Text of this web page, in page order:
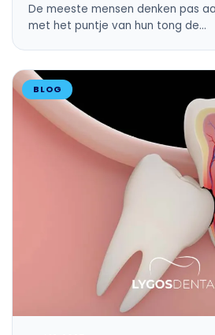
De meeste mensen denken pas
met het puntje van hun tong de…
BLOG